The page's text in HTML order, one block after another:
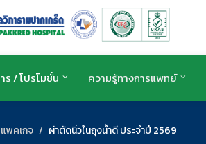
ร / โปรโมชั่น ความรู้ทางการแพทย์
แพคเกจ ผ่าตัดนิ่วในถุงน้ำดี ประจำปี 2569